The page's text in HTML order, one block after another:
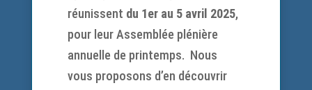
réunissent du 1er au 5 avril 2025,
pour leur Assemblée plénière
annuelle de printemps. Nous
vous proposons d’en découvrir